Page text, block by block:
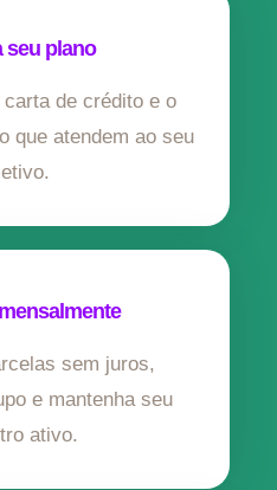
seu plano
de crédito e o
que atendem ao seu
sem juros,
e mantenha seu
ativo.